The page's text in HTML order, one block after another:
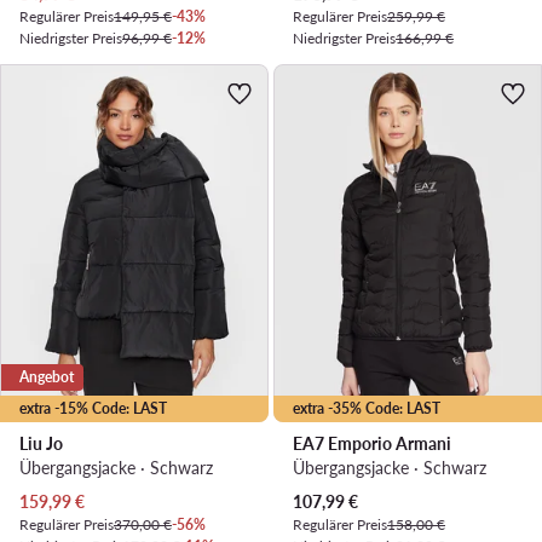
Regulärer Preis149,95 €-43%
Niedrigster Preis96,99 €-12%
Regulärer Preis259,99 €
Niedrigster Preis166,99 €
extra -15% Code: LAST
Angebot
Liu Jo
Übergangsjacke · Schwarz
Aktueller Preis
159,99€
Regulärer Preis370,00 €-56%
extra -35% Code: LAST
EA7 Emporio Armani
Übergangsjacke · Schwarz
Aktueller Preis
107,99€
Regulärer Preis158,00 €